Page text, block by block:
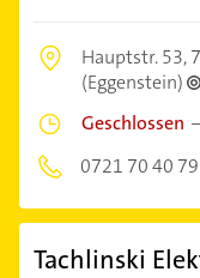
Hauptstr. 53,
(Eggenstein)
Geschlossen
0721 70 40 79
Tachlinski